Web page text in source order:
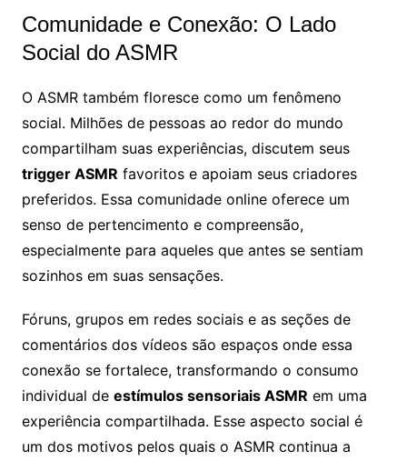
Comunidade e Conexão: O Lado
Social do ASMR
O ASMR também floresce como um fenômeno
social. Milhões de pessoas ao redor do mundo
compartilham suas experiências, discutem seus
trigger ASMR favoritos e apoiam seus criadores
preferidos. Essa comunidade online oferece um
senso de pertencimento e compreensão,
especialmente para aqueles que antes se sentiam
sozinhos em suas sensações.
Fóruns, grupos em redes sociais e as seções de
comentários dos vídeos são espaços onde essa
conexão se fortalece, transformando o consumo
individual de estímulos sensoriais ASMR em uma
experiência compartilhada. Esse aspecto social é
um dos motivos pelos quais o ASMR continua a